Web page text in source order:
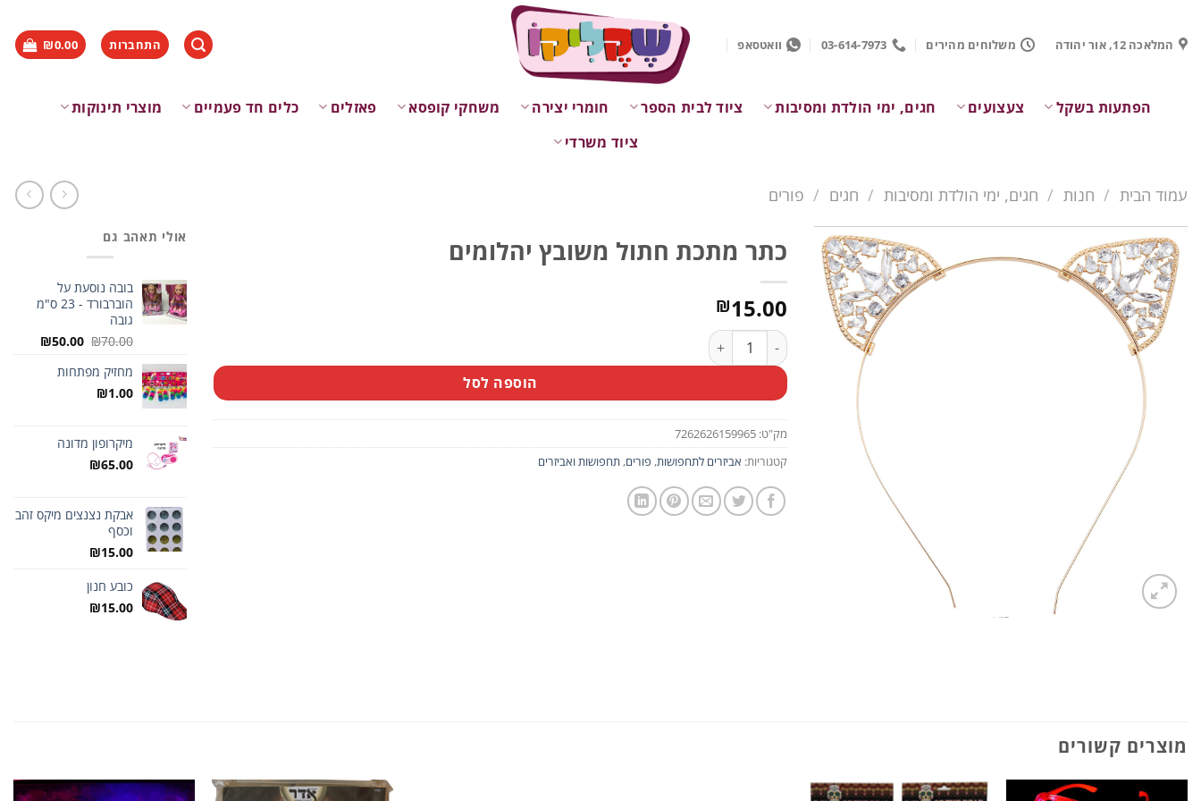
contentהמלאכה 12, אור יהודה משלוחים מהירים 03-614-7973 וואטסאפ התחברות ₪0.00
הפתעות בשקל צעצועים חגים, ימי הולדת ומסיבות ציוד לבית הספר חומרי יצירה משחקי קופסא פאזלים כלים חד פעמיים
מוצרי תינוקות
ציוד משרדי
עמוד הבית / חנות / חגים, ימי הולדת ומסיבות / חגים / פורים
כתר מתכת חתול משובץ יהלומים
₪15.00
כמות של כתר מתכת חתול משובץ יהלומים
הוספה לסל
מק"ט: 7262626159965
קטגוריות: אביזרים לתחפושות, פורים, תחפושות ואביזרים
אולי תאהב גם
בובה נוסעת על
הוברבורד - 23 ס"מ
גובה
₪70.00
המחיר
היה:
₪50.00
מחזיק מפתחות
₪1.00
מיקרופון מדונה
₪65.00
אבקת נצנצים מיקס זהב
וכסף
₪15.00
כובע חנון
₪15.00
מוצרים קשורים